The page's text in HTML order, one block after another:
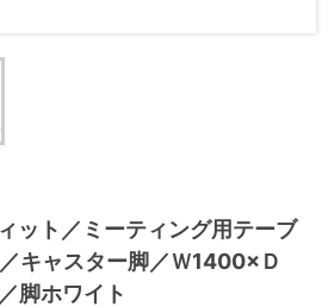
ット／ミーティング用テーブ
キャスター脚／Ｗ1400×Ｄ
脚ホワイト